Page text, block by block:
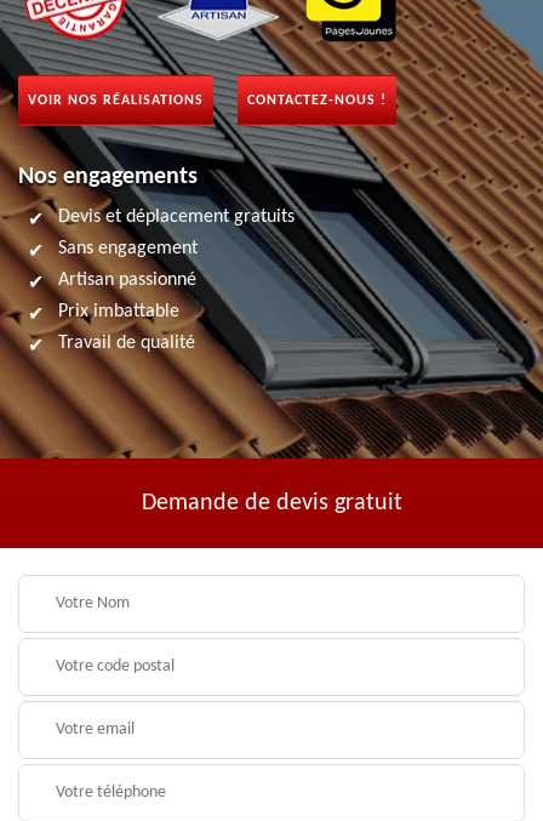
VOIR NOS RÉALISATIONS CONTACTEZ-NOUS !
Nos engagements
Devis et déplacement gratuits
Sans engagement
Artisan passionné
Prix imbattable
Travail de qualité
Demande de devis gratuit